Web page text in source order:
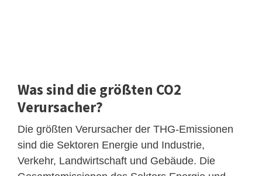
Was sind die größten CO2
Verursacher?
Die größten Verursacher der THG-Emissionen
sind die Sektoren Energie und Industrie,
Verkehr, Landwirtschaft und Gebäude. Die